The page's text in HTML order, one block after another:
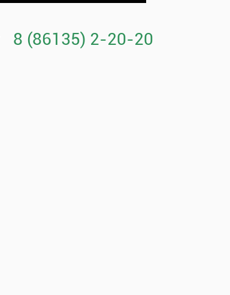
8 (86135) 2-20-20